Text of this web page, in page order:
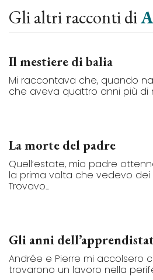
Gli altri racconti di
Il mestiere di balia
Mi raccontava che, quando
che aveva quattro anni più di
La morte del padre
Quell’estate, mio padre
la prima volta che vedevo dei
Trovavo...
Gli anni
Andrée e Pierre mi accolsero
trovarono un lavoro nella